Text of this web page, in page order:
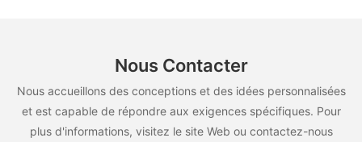
Nous Contacter
Nous accueillons des conceptions et des idées personnalisées
et est capable de répondre aux exigences spécifiques. Pour
plus d'informations, visitez le site Web ou contactez-nous